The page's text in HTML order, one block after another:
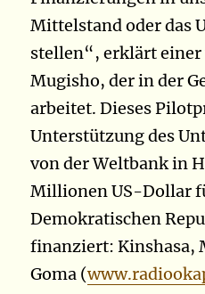
Mittelstand oder das
stellen“, erklärt
Mugisho, der in der
arbeitet. Dieses
Unterstützung des
von der Weltbank in
Millionen US-Dollar
Demokratischen
finanziert:Kinshasa,
Goma (